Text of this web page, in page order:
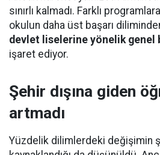
sınırlı kalmadı. Farklı
okulun daha üst başarı
devlet liselerine yönelik genel
işaret ediyor.
Şehir dışına giden
artmadı
Yüzdelik dilimlerdeki değişimin